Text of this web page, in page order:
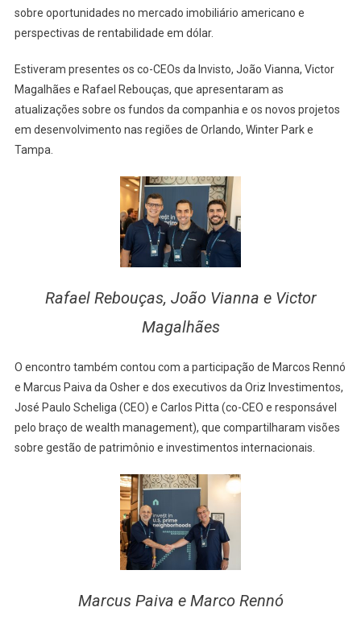
sobre oportunidades no mercado imobiliário americano e
perspectivas de rentabilidade em dólar.
Estiveram presentes os co-CEOs da Invisto, João Vianna, Victor
Magalhães e Rafael Rebouças, que apresentaram as
atualizações sobre os fundos da companhia e os novos projetos
em desenvolvimento nas regiões de Orlando, Winter Park e
Tampa.
Rafael Rebouças, João Vianna e Victor
Magalhães
O encontro também contou com a participação de Marcos Rennó
e Marcus Paiva da Osher e dos executivos da Oriz Investimentos,
José Paulo Scheliga (CEO) e Carlos Pitta (co-CEO e responsável
pelo braço de wealth management), que compartilharam visões
sobre gestão de patrimônio e investimentos internacionais.
Marcus Paiva e Marco Rennó